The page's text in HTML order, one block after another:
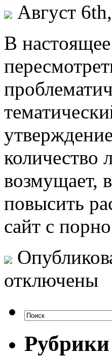
Август
В
количество
возмущает,
повысить
сайт с
отключены
Рубрики